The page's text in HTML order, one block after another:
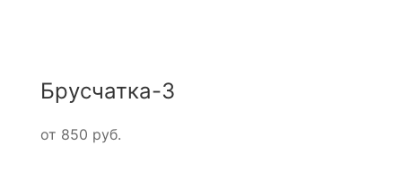
Брусчатка-3
от 850 руб.